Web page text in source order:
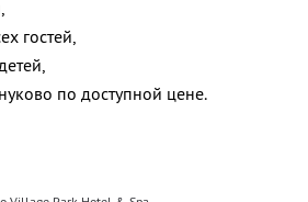
гостей,
по доступной цене.